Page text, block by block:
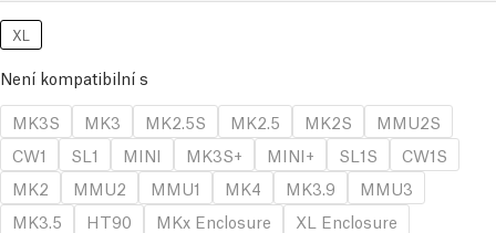
XL
Není kompatibilní s
MK3S
MK3 MK2.5S MK2.5 MK2S
MMU2S
CW1
SL1 MINI MK3S+ MINI+ SL1S
CW1S
MK2
MMU2 MMU1 MK4 MK3.9
MMU3
MK3.5
HT90 MKx Enclosure
XL Enclosure